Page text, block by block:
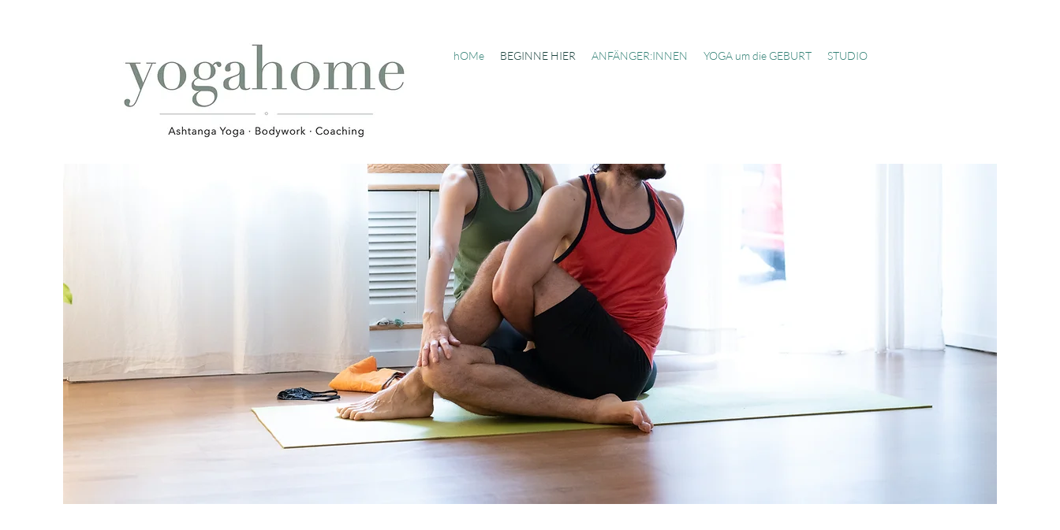
hOMe BEGINNE HIER ANFÄNGER:INNEN YOGA um die GEBURT STUDIO